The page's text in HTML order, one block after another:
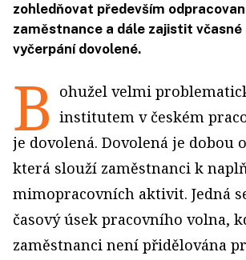
zohledňovat především
zaměstnance a dále zajistit včasné
vyčerpání dovolené.
B ohužel velmi
institutem v českém
je dovolená. Dovolená je dobou
která slouží zaměstnanci k
mimopracovních aktivit. Jedná
časový úsek pracovního volna,
zaměstnanci není přidělována